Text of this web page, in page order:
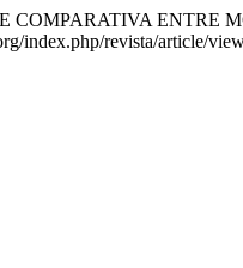
COMPARATIVA ENTRE
index.php/revista/article/